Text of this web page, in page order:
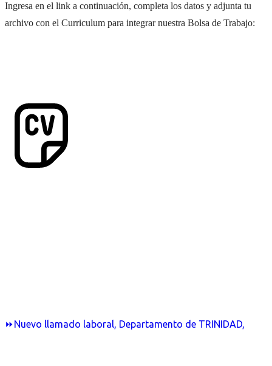
⏩Nuevo llamado laboral, Departamento de TRINIDAD,
Ingresa en el link a continuación, completa los datos y adjunta tu
archivo con el Curriculum para integrar nuestra Bolsa de Trabajo: